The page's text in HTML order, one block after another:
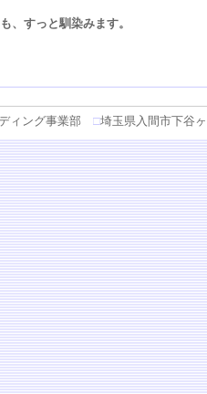
、すっと馴染みます。
ィング事業部 □埼玉県入間市下谷